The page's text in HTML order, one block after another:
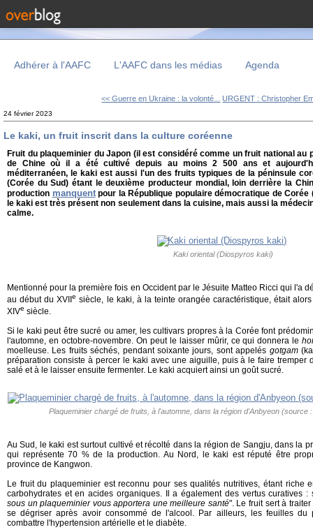
Adhérer à l'AAFC L'AAFC dans les médias Agenda
<< Guerre en Ukraine : la volonté... URGENT : Christopher
24 février 2023
Le kaki, un fruit inscrit dans la culture coréenne
Fruit du plaqueminier du Japon (il est considéré comme un fruit national au
de Chine où il a été cultivé depuis au moins 2 500 ans et
méditerranéen, le kaki est aussi l'un des fruits typiques de la péninsule
(Corée du Sud) étant le deuxième producteur mondial, loin derrière la
production manquentpour la République populaire démocratique de Corée
le kaki est très présent non seulement dans la cuisine, mais aussi la
calme.
Kaki oriental (Diospyros kaki)
Mentionné pour la première fois en Occident par le Jésuite Matteo Ricci qui l'a
au début du XVIIesiècle, le kaki, à la teinte orangée caractéristique, était
XIVe siècle.
Si le kaki peut être sucré ou amer, les cultivars propres à la Corée font
l'automne, en octobre-novembre. On peut le laisser mûrir, ce qui donnera le
moelleuse. Les fruits séchés, pendant soixante jours, sont appelés gotgam
préparation consiste à percer le kaki avec une aiguille, puis à le faire tremper
salé et à le laisser ensuite fermenter. Le kaki acquiert ainsi un goût sucré.
Plaqueminier chargé de fruits, à l'automne, dans la région d'Anbyeon (source
Au Sud, le kaki est surtout cultivé et récolté dans la région de Sangju, dans la
qui représente 70 % de la production. Au Nord, le kaki est réputé être
province de Kangwon.
Le fruit du plaqueminier est reconnu pour ses qualités nutritives, étant riche
carbohydrates et en acides organiques. Il a également des vertus curatives
sous un plaqueminier vous apportera une meilleure santé". Le fruit sert à
se dégriser après avoir consommé de l'alcool. Par ailleurs, les feuilles du
combattre l'hypertension artérielle et le diabète.